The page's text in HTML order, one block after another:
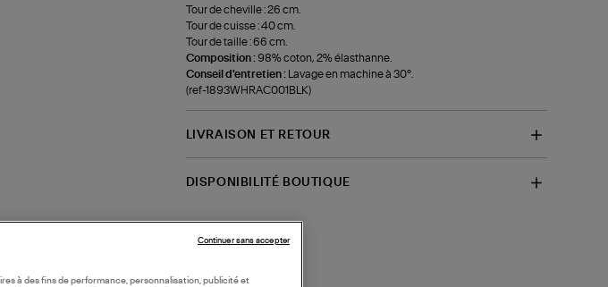
Tour de cheville : 26 cm.
Tour de cuisse : 40 cm.
Tour de taille : 66 cm.
Composition : 98% coton, 2% élasthanne.
Conseil d'entretien :
Lavage en machine à 30°.
(ref-1893WHRAC001BLK)
LIVRAISON ET RETOUR
DISPONIBILITÉ BOUTIQUE
à des fins de performance, personnalisation, publicité et
Continuer sans accepter